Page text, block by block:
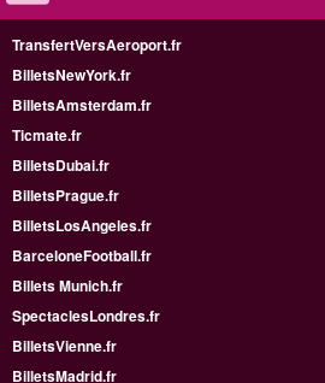
TransfertVersAeroport.fr
BilletsNewYork.fr
BilletsAmsterdam.fr
Ticmate.fr
BilletsDubai.fr
BilletsPrague.fr
BilletsLosAngeles.fr
BarceloneFootball.fr
Billets Munich.fr
SpectaclesLondres.fr
BilletsVienne.fr
BilletsMadrid.fr